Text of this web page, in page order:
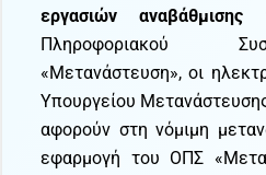
εργασιών αναβάθμισης
Πληροφοριακού
«Μετανάστευση», οι
Υπουργείου
αφορούν στη νόμιμη
εφαρμογή του ΟΠΣ